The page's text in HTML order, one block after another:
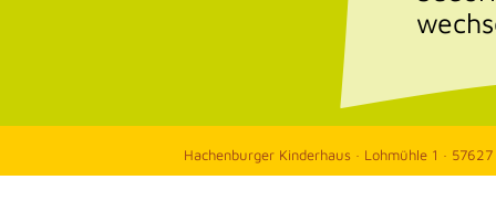
Hachenburger Kinderhaus · Lohmühle 1 ·